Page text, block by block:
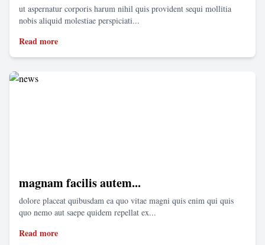
ut aspernatur corporis harum nihil quis provident sequi mollitia
nobis aliquid molestiae perspiciati...
Read more
magnam facilis autem...
dolore placeat quibusdam ea quo vitae magni quis enim qui quis
quo nemo aut saepe quidem repellat ex...
Read more